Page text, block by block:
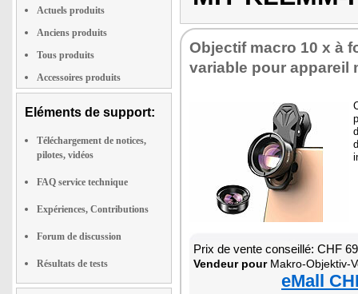
Actuels produits
Anciens produits
Tous produits
Accessoires produits
Eléments de support:
Téléchargement de notices,
pilotes, vidéos
FAQ service technique
Expériences, Contributions
Forum de discussion
Résultats de tests
Objectif macro 10 x à
variable pour appareil
Prix de vente conseillé: CHF
Vendeur pourMakro-Objektiv-Vorsatzlinse für
eMall